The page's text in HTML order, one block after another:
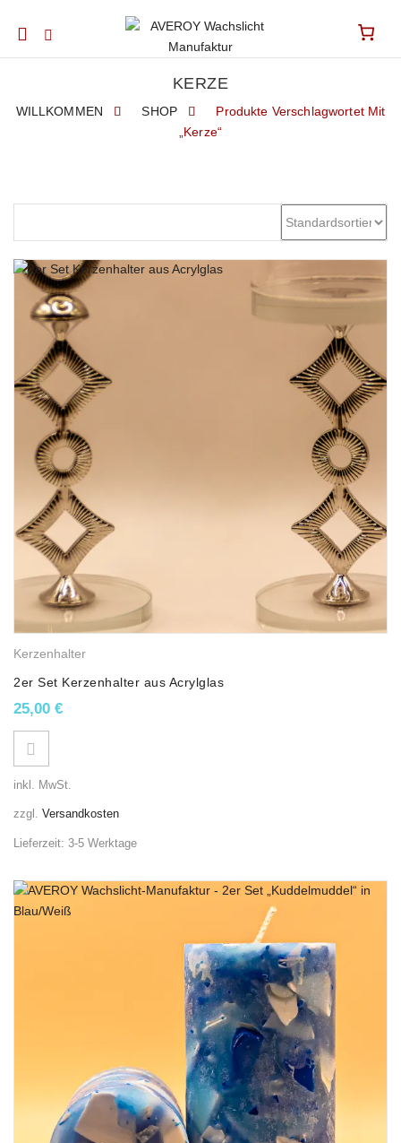
Mobile
KERZE
WILLKOMMEN SHOP
Produkte Verschlagwortet Mit
„Kerze“
Kerzenhalter
2er Set Kerzenhalter aus Acrylglas
25,00 €
inkl. MwSt.
zzgl. Versandkosten
Lieferzeit: 3-5 Werktage